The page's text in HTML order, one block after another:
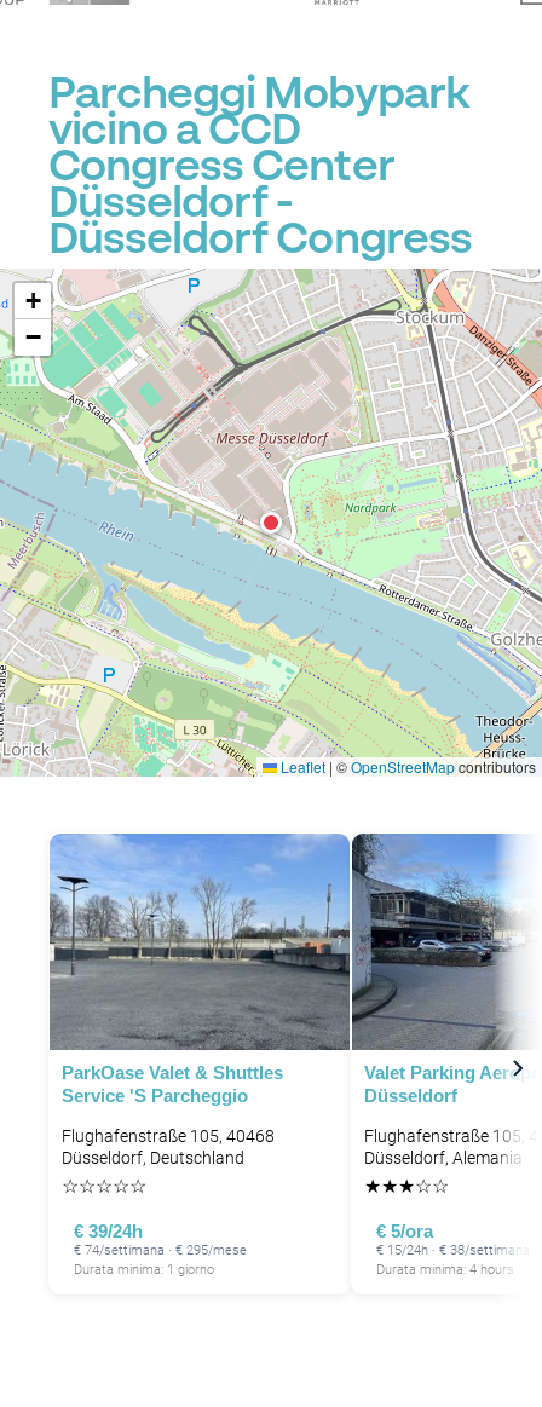
Parcheggi Mobypark
vicino a CCD
Congress Center
Düsseldorf -
Düsseldorf Congress
+
−
Leaflet | ©OpenStreetMapcontributors
ParkOase Valet & Shuttles
Service 's Parcheggio
Flughafenstraße 105, 40468
Düsseldorf, Deutschland
☆☆☆☆☆
€ 39/24h
€ 74/settimana · € 295/mese
Durata minima: 1 giorno
Valet Parking
Düsseldorf
Flughafenstraße 105,
Düsseldorf, Alemania
★★★☆☆
€ 5/ora
€ 15/24h · € 38/settimana
Durata minima: 4 hours